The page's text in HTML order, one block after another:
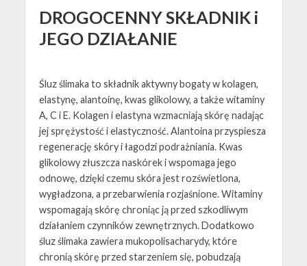
DROGOCENNY SKŁADNIK i
JEGO DZIAŁANIE
Śluz ślimaka to składnik aktywny bogaty w kolagen,
elastynę, alantoinę, kwas glikolowy, a także witaminy
A, C i E. Kolagen i elastyna wzmacniają skórę nadając
jej sprężystość i elastyczność. Alantoina przyspiesza
regenerację skóry i łagodzi podrażniania. Kwas
glikolowy złuszcza naskórek i wspomaga jego
odnowę, dzięki czemu skóra jest rozświetlona,
wygładzona, a przebarwienia rozjaśnione. Witaminy
wspomagają skórę chroniąc ją przed szkodliwym
działaniem czynników zewnętrznych. Dodatkowo
śluz ślimaka zawiera mukopolisacharydy, które
chronią skórę przed starzeniem się, pobudzają